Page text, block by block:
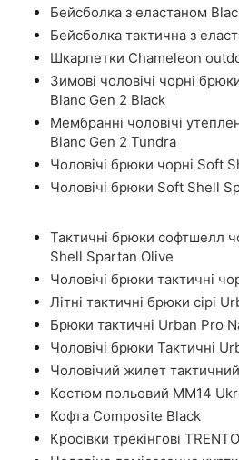
Бейсболка з еластаном
Бейсболка тактична з
Шкарпетки Chameleon
Зимові чоловічі чорні
Blanc Gen 2 Black
Мембранні чоловічі
Blanc Gen 2 Tundra
Чоловічі брюки чорні Soft
Чоловічі брюки Soft Shell
Тактичні брюки софтшелл
Shell Spartan Olive
Чоловічі брюки тактичні
Літні тактичні брюки сірі
Брюки тактичні Urban Pro
Чоловічі брюки Тактичні
Чоловічий жилет
Костюм польовий ММ14
Кофта Composite Black
Кросівки трекінгові